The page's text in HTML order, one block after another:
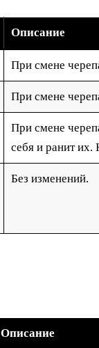
Описание
При смене
При смене
При смене
себя и ранит их.
Без изменений.
Описание